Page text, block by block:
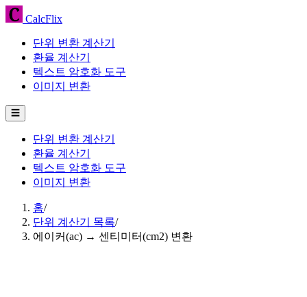
CalcFlix
단위 변환 계산기
환율 계산기
텍스트 암호화 도구
이미지 변환
☰
단위 변환 계산기
환율 계산기
텍스트 암호화 도구
이미지 변환
홈/
단위 계산기 목록/
에이커(ac) → 센티미터(cm2) 변환